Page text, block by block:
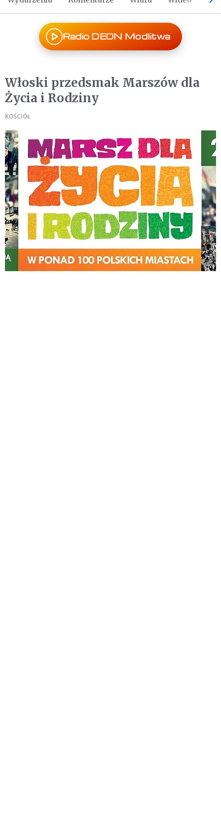
Radio DEON Modlitwa
Włoski przedsmak Marszów dla
Życia i Rodziny
KOŚCIÓŁ